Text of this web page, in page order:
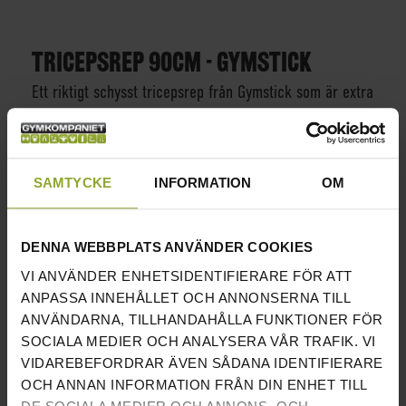
SAMTYCKE INFORMATION OM
DENNA WEBBPLATS ANVÄNDER COOKIES
VI ANVÄNDER ENHETSIDENTIFIERARE FÖR ATT
ANPASSA INNEHÅLLET OCH ANNONSERNA TILL
ANVÄNDARNA, TILLHANDAHÅLLA FUNKTIONER FÖR
SOCIALA MEDIER OCH ANALYSERA VÅR TRAFIK. VI
VIDAREBEFORDRAR ÄVEN SÅDANA IDENTIFIERARE
OCH ANNAN INFORMATION FRÅN DIN ENHET TILL
TRICEPSREP 90CM - GYMSTICK
Ett riktigt schysst tricepsrep från Gymstick som är extra
långt, hela 90cm. Repet har ordentliga handstopp av
gummi som är lite mer gediget byggda för att ge riktigt
tunga lyft. Tricepsrepet kopplas enkelt ihop med en
dragapparater som använder sig av karbinhake.
Tricepsrep används främst för biceps och triceps
övningar men kan även användas till en mängd andra
övningar.
INFORMATION
LÄNGD 90 CM